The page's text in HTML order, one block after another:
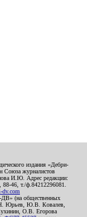
издания «Дебри-
Союза журналистов
И.Ю. Адрес редакции:
46, т./ф.84212296081.
dv.com
ДВ» (на общественных
Юрьев, Ю.В. Ковалев,
О.В. Егорова